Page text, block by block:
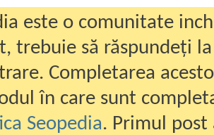
este o comunitate
trebuie să răspundeți
Completarea
în care sunt
Seopedia. Primul